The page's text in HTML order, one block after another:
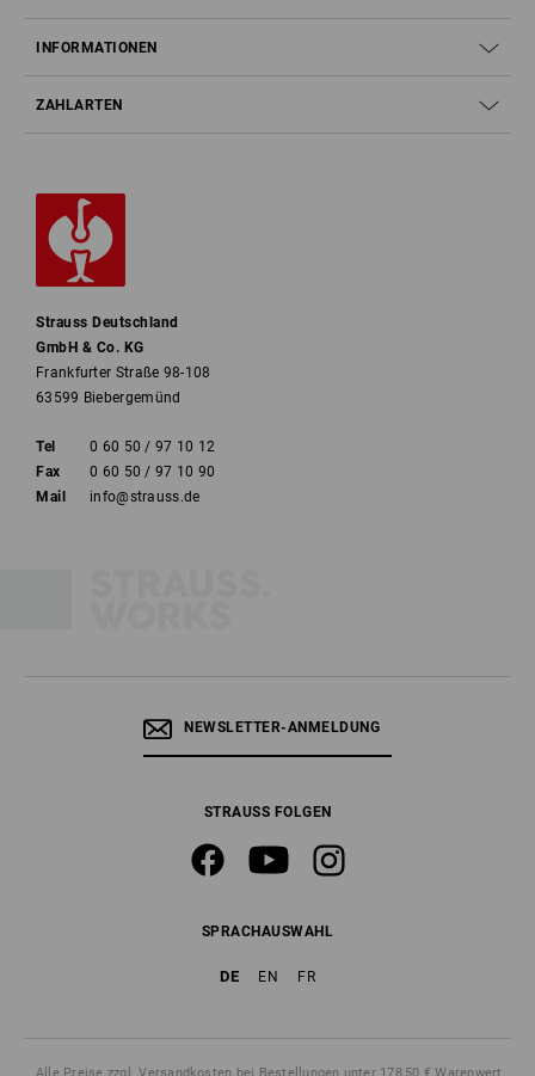
INFORMATIONEN
ZAHLARTEN
Strauss Deutschland
GmbH & Co. KG
Frankfurter Straße 98-108
63599 Biebergemünd
Tel
0 60 50 / 97 10 12
Fax
0 60 50 / 97 10 90
Mail
info@strauss.de
NEWSLETTER-ANMELDUNG
STRAUSS FOLGEN
SPRACHAUSWAHL
DE EN FR